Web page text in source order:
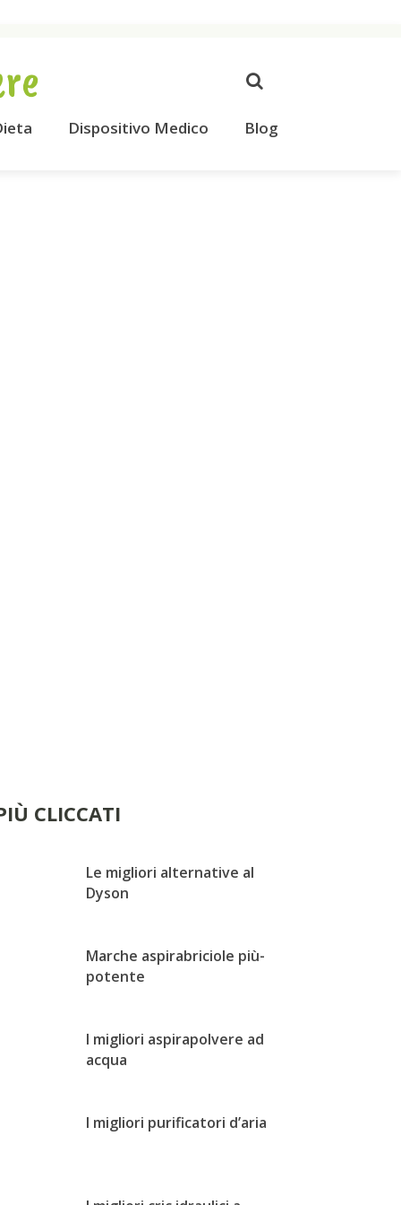
Dispositivo Medico Blog
CLICCATI
Le migliori alternative al
Dyson
Marche aspirabriciole più-
potente
I migliori aspirapolvere ad
acqua
I migliori purificatori d’aria